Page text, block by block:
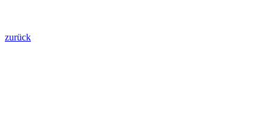
zurück